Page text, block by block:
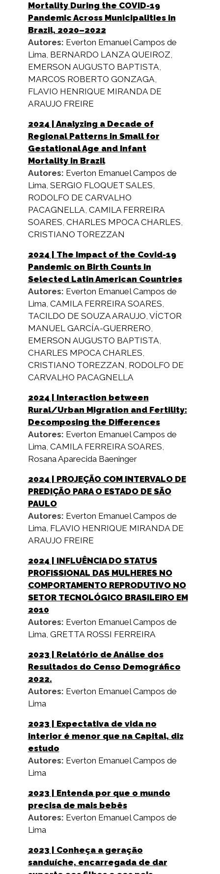
Mortality During the COVID-19
Pandemic Across Municipalities in
Brazil, 2020–2022
Autores: Everton Emanuel Campos de
Lima, BERNARDO LANZA QUEIROZ,
EMERSON AUGUSTO BAPTISTA,
MARCOS ROBERTO GONZAGA,
FLAVIO HENRIQUE MIRANDA DE
ARAUJO FREIRE
2024 | Analyzing a Decade of
Regional Patterns in Small for
Gestational Age and Infant
Mortality in Brazil
Autores: Everton Emanuel Campos de
Lima, SERGIO FLOQUET SALES,
RODOLFO DE CARVALHO
PACAGNELLA, CAMILA FERREIRA
SOARES, CHARLES MPOCA CHARLES,
CRISTIANO TOREZZAN
2024 | The Impact of the Covid-19
Pandemic on Birth Counts in
Selected Latin American Countries
Autores: Everton Emanuel Campos de
Lima, CAMILA FERREIRA SOARES,
TACILDO DE SOUZA ARAUJO, VÍCTOR
MANUEL GARCÍA-GUERRERO,
EMERSON AUGUSTO BAPTISTA,
CHARLES MPOCA CHARLES,
CRISTIANO TOREZZAN, RODOLFO DE
CARVALHO PACAGNELLA
2024 | Interaction between
Rural/Urban Migration and Fertility:
Decomposing the Differences
Autores: Everton Emanuel Campos de
Lima, CAMILA FERREIRA SOARES,
Rosana Aparecida Baeninger
2024 | PROJEÇÃO COM INTERVALO DE
PREDIÇÃO PARA O ESTADO DE SÃO
PAULO
Autores: Everton Emanuel Campos de
Lima, FLAVIO HENRIQUE MIRANDA DE
ARAUJO FREIRE
2024 | INFLUÊNCIA DO STATUS
PROFISSIONAL DAS MULHERES NO
COMPORTAMENTO REPRODUTIVO NO
SETOR TECNOLÓGICO BRASILEIRO EM
2010
Autores: Everton Emanuel Campos de
Lima, GRETTA ROSSI FERREIRA
2023 | Relatório de Análise dos
Resultados do Censo Demográfico
2022.
Autores: Everton Emanuel Campos de
Lima
2023 | Expectativa de vida no
interior é menor que na Capital, diz
estudo
Autores: Everton Emanuel Campos de
Lima
2023 | Entenda por que o mundo
precisa de mais bebês
Autores: Everton Emanuel Campos de
Lima
2023 | Conheça a geração
sanduíche, encarregada de dar